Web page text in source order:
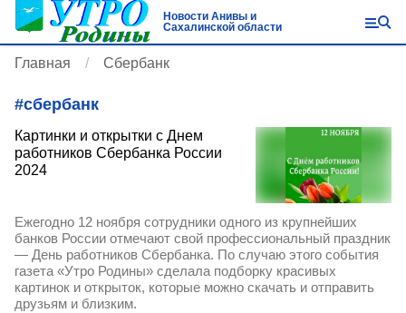
Новости Анивы и
Сахалинской области
Главная Сбербанк
#сбербанк
Картинки и открытки с Днем
работников Сбербанка России
2024
Ежегодно 12 ноября сотрудники одного из крупнейших
банков России отмечают свой профессиональный праздник
— День работников Сбербанка. По случаю этого события
газета «Утро Родины» сделала подборку красивых
картинок и открыток, которые можно скачать и отправить
друзьям и близким.